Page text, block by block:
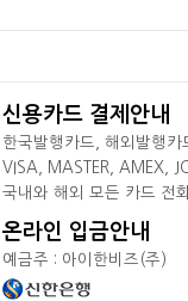
신용카드 결제안내
한국발행카드, 해외발행
VISA, MASTER, AMEX,
국내와 해외 모든 카드 전
온라인 입금안내
예금주 : 아이한비즈(주)